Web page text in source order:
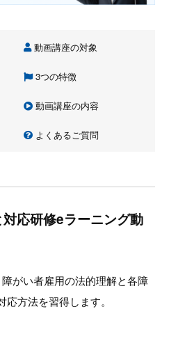
動画講座の対象
3つの特徴
動画講座の内容
よくあるご質問
応研修eラーニング動
がい者雇用の法的理解と各障
方法を習得します。